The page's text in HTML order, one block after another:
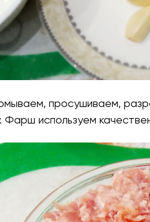
просушиваем,
Фарш используем